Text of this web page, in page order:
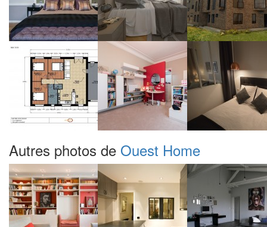
Autres photos de Ouest Home